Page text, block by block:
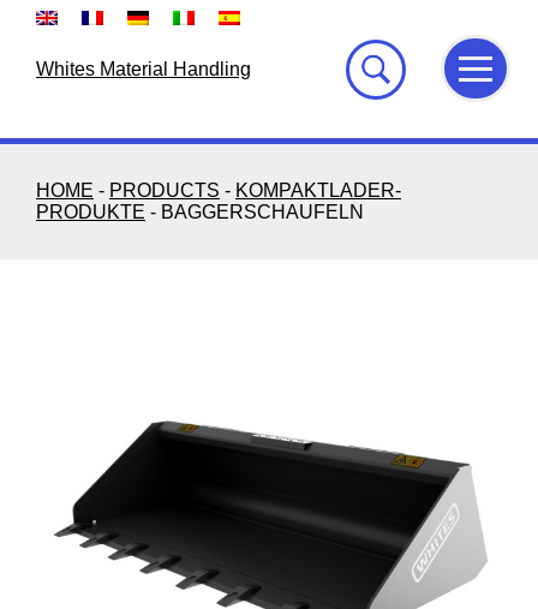
Skip
Whites Material Handling
HOME - PRODUCTS - KOMPAKTLADER-
PRODUKTE - BAGGERSCHAUFELN